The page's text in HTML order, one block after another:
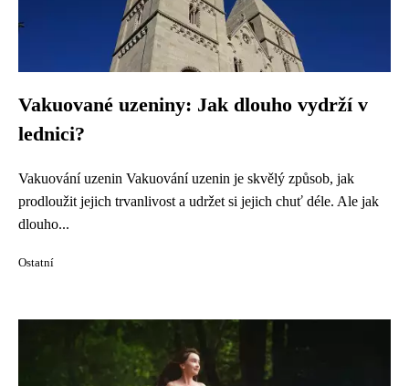
Vakuované uzeniny: Jak dlouho vydrží v
lednici?
Vakuování uzenin Vakuování uzenin je skvělý způsob, jak
prodloužit jejich trvanlivost a udržet si jejich chuť déle. Ale jak
dlouho...
Ostatní